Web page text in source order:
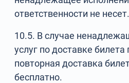
ответственности не несет.
10.5. В случае
услуг по доставке билета
повторная доставка
бесплатно.